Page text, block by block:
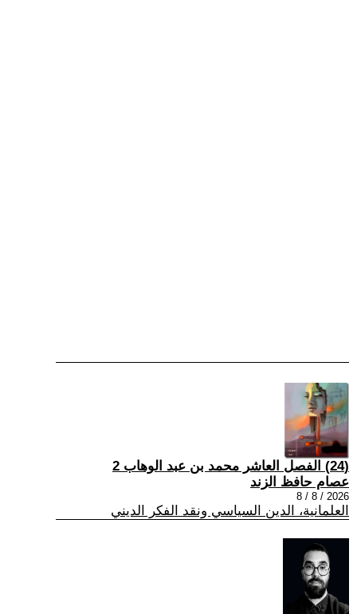
(24) الفصل العاشر محمد بن عبد الوهاب 2
عصام حافظ الزند
2026 / 8 / 8
العلمانية، الدين السياسي ونقد الفكر الديني